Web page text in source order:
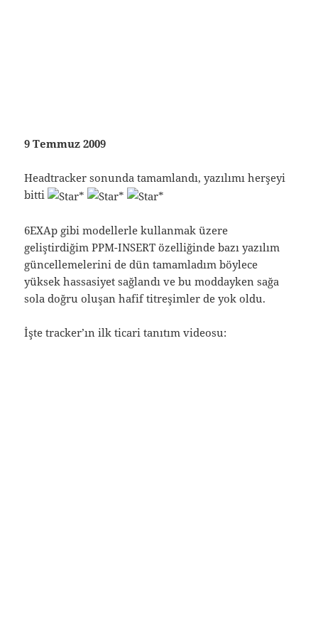
9 Temmuz 2009
Headtracker sonunda tamamlandı, yazılımı herşeyi
bitti
6EXAp gibi modellerle kullanmak üzere
geliştirdiğim PPM-INSERT özelliğinde bazı yazılım
güncellemelerini de dün tamamladım böylece
yüksek hassasiyet sağlandı ve bu moddayken sağa
sola doğru oluşan hafif titreşimler de yok oldu.
İşte tracker’ın ilk ticari tanıtım videosu: